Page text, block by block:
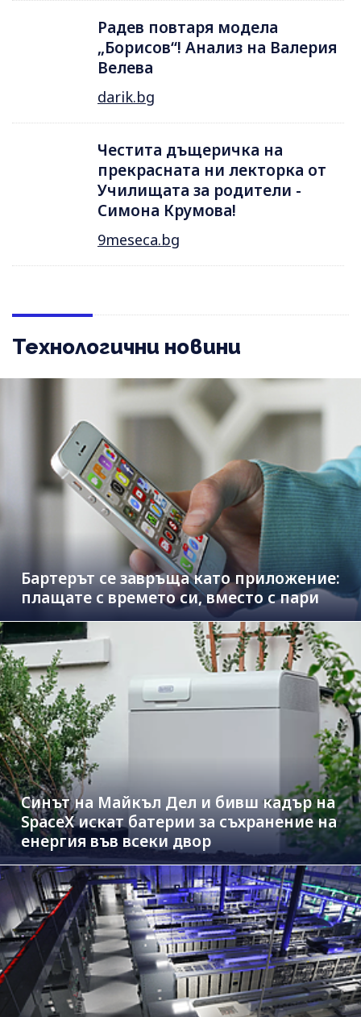
Радев повтаря модела
„Борисов“! Анализ на Валерия
Велева
darik.bg
Честита дъщеричка на
прекрасната ни лекторка от
Училищата за родители -
Симона Крумова!
9meseca.bg
Технологични новини
Бартерът се завръща като приложение:
плащате с времето си, вместо с пари
Синът на Майкъл Дeл и бивш кадър на
SpaceX искат батерии за съхранение на
енергия във всеки двор